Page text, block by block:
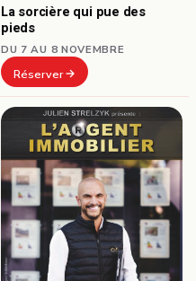
La sorcière qui pue des
pieds
DU 7 AU 8 NOVEMBRE
Réserver